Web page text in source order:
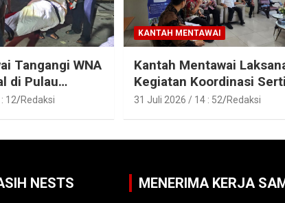
Tangangi WNA
di Pulau
12 Redaksi
KANTAH MENTAWAI
Kantah Mentawai
Kegiatan Koordinasi
Aset Tanah Pemkab
31 Juli 2026 / 14 : 52 Redaksi
NESTS MENERIMA KERJA